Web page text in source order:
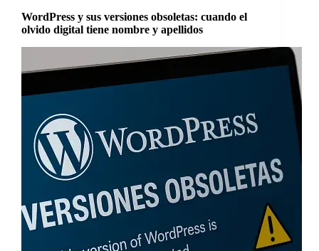
de
página
WordPress y sus versiones obsoletas: cuando el
olvido digital tiene nombre y apellidos